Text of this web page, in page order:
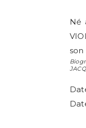
Né
son